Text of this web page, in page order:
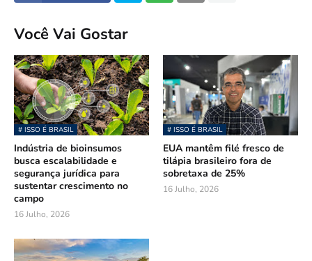
Você Vai Gostar
# ISSO É BRASIL
Indústria de bioinsumos
busca escalabilidade e
segurança jurídica para
sustentar crescimento no
campo
16 Julho, 2026
# ISSO É BRASIL
EUA mantêm filé fresco de
tilápia brasileiro fora de
sobretaxa de 25%
16 Julho, 2026